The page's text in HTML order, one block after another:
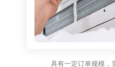
具有一定订单规模，